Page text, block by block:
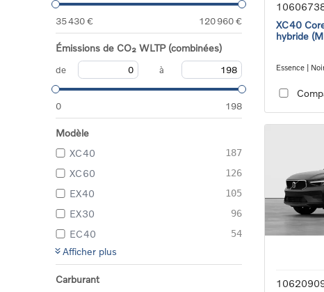
35 430 € 120 960 €
Émissions de CO₂ WLTP (combinées)
de à
0 198
Modèle
XC40
187
XC60 126
EX40 105
EX30 96
EC40 54
Afficher plus
Carburant
XC40
hybride
Essence |